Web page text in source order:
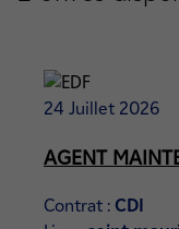
24 Juillet 2026
AGENT
Contrat : CDI